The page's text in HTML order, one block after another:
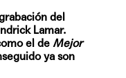
del
Lamar.
el de Mejor
ya son